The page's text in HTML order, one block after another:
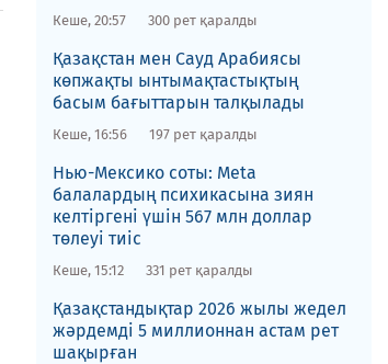
Кеше, 20:57 300 рет қаралды
Қазақстан мен Сауд Арабиясы
көпжақты ынтымақтастықтың
басым бағыттарын талқылады
Кеше, 16:56 197 рет қаралды
Нью-Мексико соты​: Meta
балалардың психикасына зиян
келтіргені үшін 567 млн доллар
төлеуі тиіс
Кеше, 15:12 331 рет қаралды
Қазақстандықтар 2026 жылы жедел
жәрдемді 5 миллионнан астам рет
шақырған